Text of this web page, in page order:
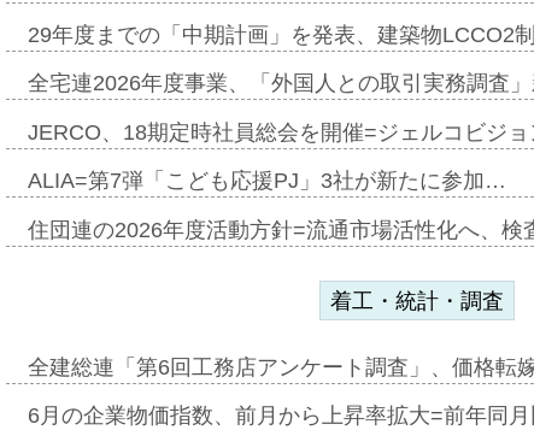
29年度までの「中期計画」を発表、建築物LCCO2
全宅連2026年度事業、「外国人との取引実務調査
JERCO、18期定時社員総会を開催=ジェルコビジ
ALIA=第7弾「こども応援PJ」3社が新たに参加…
住団連の2026年度活動方針=流通市場活性化へ、検
着工・統計・調査
全建総連「第6回工務店アンケート調査」、価格転
6月の企業物価指数、前月から上昇率拡大=前年同